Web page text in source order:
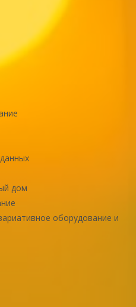
дом
оборудование и